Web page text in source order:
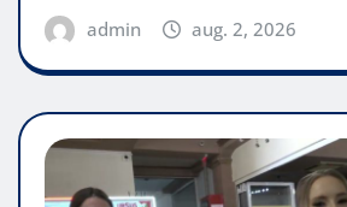
admin aug. 2, 2026